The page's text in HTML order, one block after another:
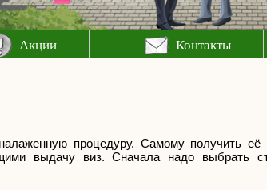
Акции Контакты
процедуру. Самому получить
выдачу виз. Сначала надо выбрать